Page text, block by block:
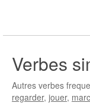
Verbes
Autres verbes
regarder, jouer,